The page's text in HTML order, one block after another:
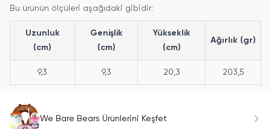
Bu ürünün ölçüleri aşağıdaki gibidir:
Uzunluk
(cm)
Genişlik
(cm)
Yükseklik
(cm)
Ağırlık (gr)
9,3 9,3 20,3 203,5
We Bare Bears Ürünlerini Keşfet